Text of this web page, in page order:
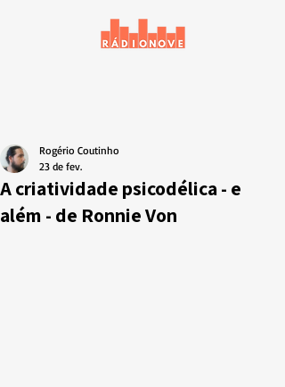
A criatividade psicodélica - e
além - de Ronnie Von
Rogério Coutinho
23 de fev.